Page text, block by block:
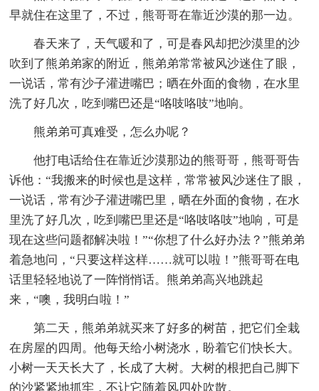
早就住在这里了，不过，熊哥哥在靠近沙漠的那一边。
春天来了，天气暖和了，可是春风却把沙漠里的沙
吹到了熊弟弟家的附近，熊弟弟常常被风沙迷住了眼，
一说话，常有沙子灌进嘴巴；晒在外面的食物，在水里
洗了好几次，吃到嘴巴还是“咯吱咯吱”地响。
熊弟弟可真难受，怎么办呢？
他打电话给住在靠近沙漠那边的熊哥哥，熊哥哥告
诉他：“我搬来的时候也是这样，常常被风沙迷住了眼，
一说话，常有沙子灌进嘴巴里，晒在外面的食物，在水
里洗了好几次，吃到嘴巴里还是“咯吱咯吱”地响，可是
现在这些问题都解决啦！”“你想了什么好办法？”熊弟弟
着急地问，“只要这样这样……就可以啦！”熊哥哥在电
话里轻轻地说了一阵悄悄话。熊弟弟高兴地跳起
来，“噢，我明白啦！”
第二天，熊弟弟就买来了好多的树苗，把它们全栽
在房屋的四周。他每天给小树浇水，盼着它们快长大。
小树一天天长大了，长成了大树。大树的根把自己脚下
的沙紧紧地抓牢，不让它随着风四处吹散。